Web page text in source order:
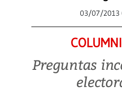
03/07/2013
Preguntas